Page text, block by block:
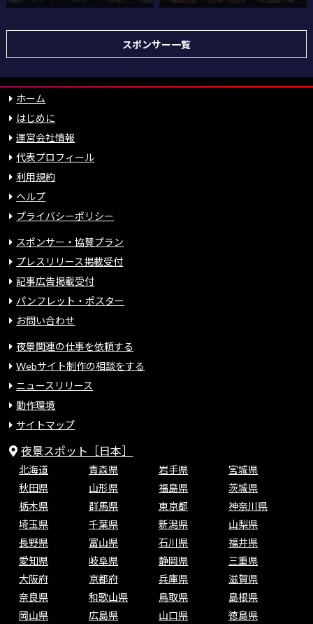
スポンサー一覧
ホーム
はじめに
運営会社情報
代表プロフィール
利用規約
ヘルプ
プライバシーポリシー
スポンサー・協賛プラン
プレスリリース掲載受付
記事広告掲載受付
パンフレット・ポスター
お問い合わせ
夜景関連の仕事を依頼する
Webサイト制作の相談をする
ニュースリリース
動作環境
サイトマップ
夜景スポット［日本］
北海道 青森県 岩手県
宮城県
秋田県
山形県 福島県
茨城県
栃木県
群馬県 東京都
神奈川県
埼玉県
千葉県 新潟県
山梨県
長野県
富山県 石川県
福井県
愛知県
岐阜県 静岡県
三重県
大阪府
京都府 兵庫県
滋賀県
奈良県
和歌山県 鳥取県
島根県
岡山県
広島県 山口県
徳島県